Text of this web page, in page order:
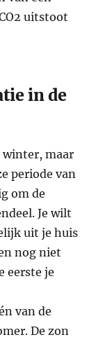
uitstoot
in de
winter, maar
periode van
om de
Je wilt
uit je huis
nog niet
eerste je
van de
De zon